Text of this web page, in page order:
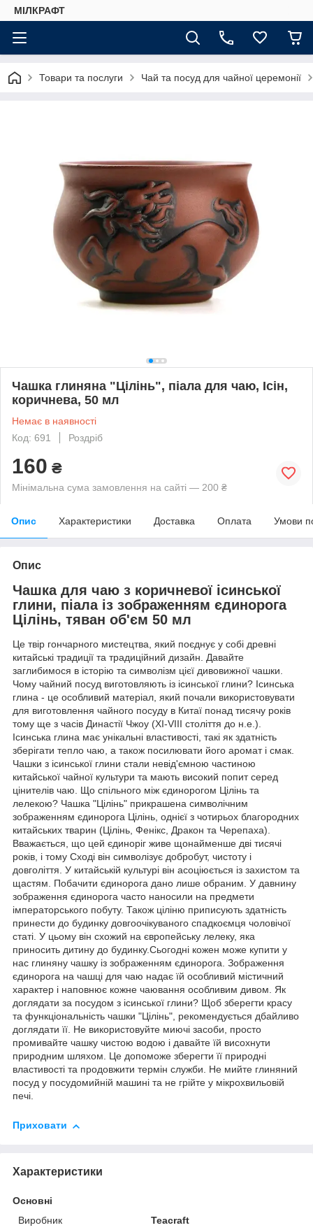
МІЛКРАФТ
Товари та послуги Чай та посуд для чайної церемонії
Чашка глиняна "Цілінь", піала для чаю, Ісін,
коричнева, 50 мл
Немає в наявності
Код: 691
Роздріб
160 ₴
Мінімальна сума замовлення на сайті — 200 ₴
Опис Характеристики Доставка Оплата Умови
Опис
Чашка для чаю з коричневої ісинської
глини, піала із зображенням єдинорога
Цілінь, тяван об'єм 50 мл
Це твір гончарного мистецтва, який поєднує у собі древні
китайські традиції та традиційний дизайн. Давайте
заглибимося в історію та символізм цієї дивовижної чашки.
Чому чайний посуд виготовляють із ісинської глини? Ісинська
глина - це особливий матеріал, який почали використовувати
для виготовлення чайного посуду в Китаї понад тисячу років
тому ще з часів Династії Чжоу (XI-VIII століття до н.е.).
Ісинська глина має унікальні властивості, такі як здатність
зберігати тепло чаю, а також посилювати його аромат і смак.
Чашки з ісинської глини стали невід'ємною частиною
китайської чайної культури та мають високий попит серед
цінителів чаю. Що спільного між єдинорогом Цілінь та
лелекою? Чашка "Цілінь" прикрашена символічним
зображенням єдинорога Цілінь, однієї з чотирьох благородних
китайських тварин (Цілінь, Фенікс, Дракон та Черепаха).
Вважається, що цей єдиноріг живе щонайменше дві тисячі
років, і тому Сході він символізує добробут, чистоту і
довголіття. У китайській культурі він асоціюється із захистом та
щастям. Побачити єдинорога дано лише обраним. У давнину
зображення єдинорога часто наносили на предмети
імператорського побуту. Також ціліню приписують здатність
принести до будинку довгоочікуваного спадкоємця чоловічої
статі. У цьому він схожий на європейську лелеку, яка
приносить дитину до будинку.Сьогодні кожен може купити у
нас глиняну чашку із зображенням єдинорога. Зображення
єдинорога на чашці для чаю надає їй особливий містичний
характер і наповнює кожне чаювання особливим дивом. Як
доглядати за посудом з ісинської глини? Щоб зберегти красу
та функціональність чашки "Цілінь", рекомендується дбайливо
доглядати її. Не використовуйте миючі засоби, просто
промивайте чашку чистою водою і давайте їй висохнути
природним шляхом. Це допоможе зберегти її природні
властивості та продовжити термін служби. Не мийте глиняний
посуд у посудомийній машині та не грійте у мікрохвильовій
печі.
Приховати
Характеристики
Основні
Виробник
Teacraft